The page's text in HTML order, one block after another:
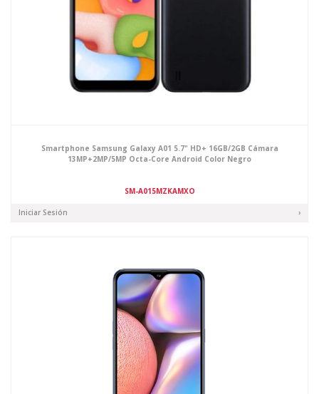
Smartphone Samsung Galaxy A01 5.7" HD+ 16GB/2GB Cámara
13MP+2MP/5MP Octa-Core Android Color Negro
SM-A015MZKAMXO
Iniciar Sesión ›